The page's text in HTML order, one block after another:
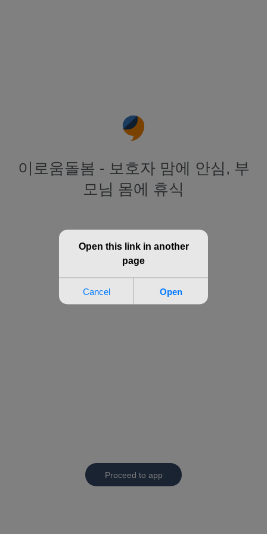
이로움돌봄 - 보호자 맘에 안심, 부
모님 몸에 휴식
Proceed to app